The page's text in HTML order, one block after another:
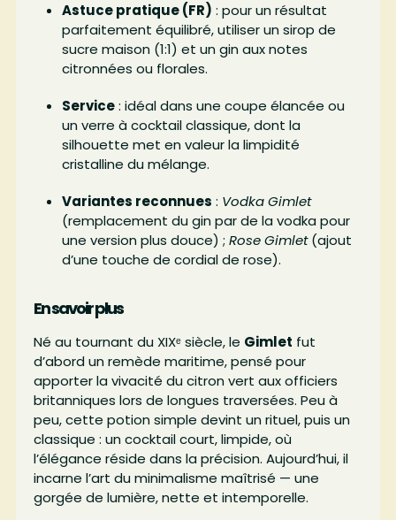
Astuce pratique (FR) : pour un résultat
parfaitement équilibré, utiliser un sirop de
sucre maison (1:1) et un gin aux notes
citronnées ou florales.
Service: idéal dans une coupe élancée ou
un verre à cocktail classique, dont la
silhouette met en valeur la limpidité
cristalline du mélange.
Variantes reconnues : Vodka Gimlet
(remplacement du gin par de la vodka pour
une version plus douce) ; Rose Gimlet(ajout
d’une touche de cordial de rose).
En savoir plus
Né au tournant du XIXᵉ siècle, le Gimlet fut
d’abord un remède maritime, pensé pour
apporter la vivacité du citron vert aux officiers
britanniques lors de longues traversées. Peu à
peu, cette potion simple devint un rituel, puis un
classique : un cocktail court, limpide, où
l’élégance réside dans la précision. Aujourd’hui, il
incarne l’art du minimalisme maîtrisé — une
gorgée de lumière, nette et intemporelle.